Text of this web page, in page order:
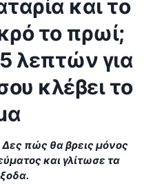
και το
το πρωί;
λεπτών για
κλέβει το
πώς θα βρεις μόνος
και γλίτωσε τα